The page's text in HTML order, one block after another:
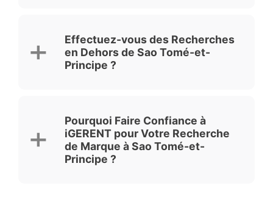
Effectuez-vous des Recherches
en Dehors de Sao Tomé-et-
Principe ?
Pourquoi Faire Confiance à
iGERENT pour Votre Recherche
de Marque à Sao Tomé-et-
Principe ?